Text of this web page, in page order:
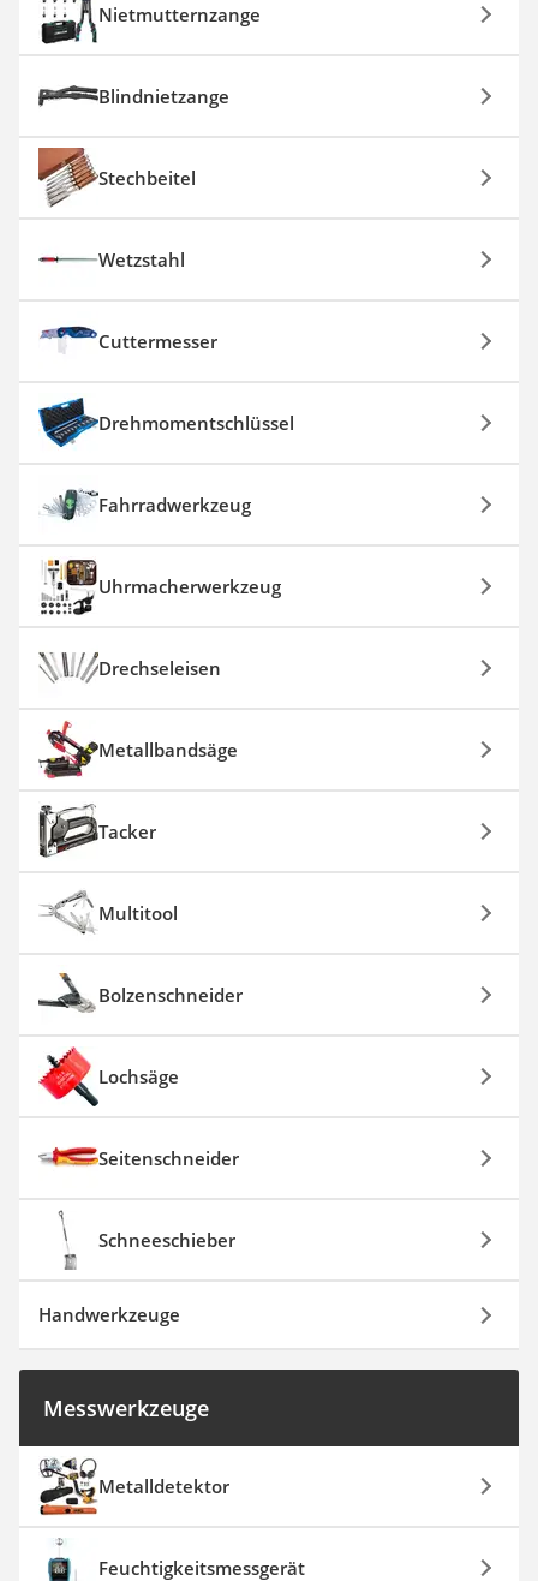
Nietmutternzange
Blindnietzange
Stechbeitel
Wetzstahl
Cuttermesser
Drehmomentschlüssel
Fahrradwerkzeug
Uhrmacherwerkzeug
Drechseleisen
Metallbandsäge
Tacker
Multitool
Bolzenschneider
Lochsäge
Seitenschneider
Schneeschieber
Handwerkzeuge
Messwerkzeuge
Metalldetektor
Feuchtigkeitsmessgerät